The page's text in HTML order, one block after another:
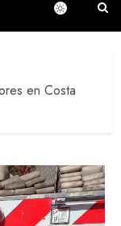
en Costa